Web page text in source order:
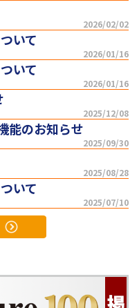
2026/02/02
いて
2026/01/16
いて
2026/01/16
2025/12/08
能のお知らせ
2025/09/30
2025/08/28
いて
2025/07/10